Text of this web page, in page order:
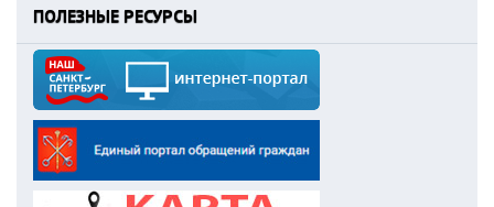
ПОЛЕЗНЫЕ РЕСУРСЫ